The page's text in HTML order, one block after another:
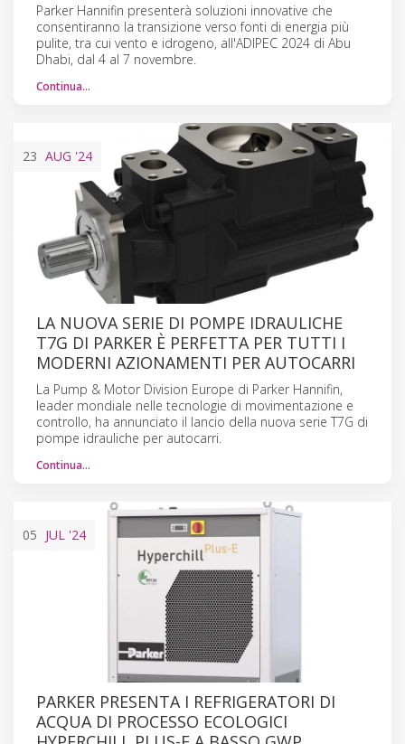
Parker Hannifin presenterà soluzioni innovative che
consentiranno la transizione verso fonti di energia più
pulite, tra cui vento e idrogeno, all'ADIPEC 2024 di Abu
Dhabi, dal 4 al 7 novembre.
Continua…
23 AUG '24
LA NUOVA SERIE DI POMPE IDRAULICHE
T7G DI PARKER È PERFETTA PER TUTTI I
MODERNI AZIONAMENTI PER AUTOCARRI
La Pump & Motor Division Europe di Parker Hannifin,
leader mondiale nelle tecnologie di movimentazione e
controllo, ha annunciato il lancio della nuova serie T7G di
pompe idrauliche per autocarri.
Continua…
05 JUL '24
PARKER PRESENTA I REFRIGERATORI DI
ACQUA DI PROCESSO ECOLOGICI